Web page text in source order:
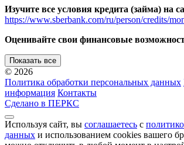
Изучите все условия кредита (займа) на
https://www.sberbank.com/ru/person/credits/
Оценивайте свои финансовые
Показать все
© 2026
Политика обработки персональных данных
информация Контакты
Сделано в ПЕРКС
Используя сайт, вы соглашаетесь с
данных и использованием cookies вашего